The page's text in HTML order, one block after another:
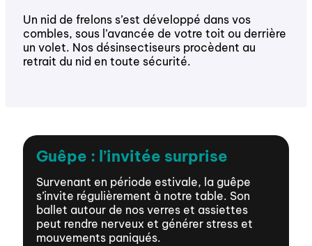
Un nid de frelons s’est développé dans vos
combles, sous l’avancée de votre toit ou derrière
un volet. Nos désinsectiseurs procèdent au
retrait du nid en toute sécurité.
Guêpe : l’invitée surprise
Survenant en période estivale, la guêpe
s’invite régulièrement à notre table. Son
ballet autour de nos verres et assiettes
peut rendre nerveux et générer stress et
mouvements paniqués.